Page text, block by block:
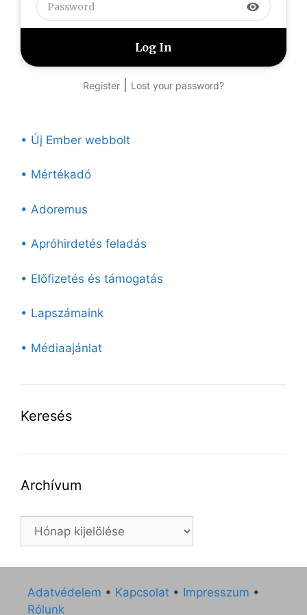
visibility
Register Lost your password?
• Új Ember webbolt
• Mértékadó
• Adoremus
• Apróhirdetés feladás
• Előfizetés és támogatás
• Lapszámaink
• Médiaajánlat
Keresés
Archívum
Archívum
Adatvédelem • Kapcsolat • Impresszum •
Rólunk